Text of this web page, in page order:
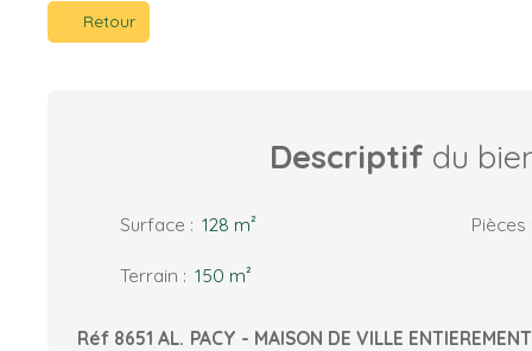
Retour
Descriptif du
Surface : 128 m² Pièces
Terrain : 150 m²
Réf 8651 AL. PACY - MAISON DE VILLE